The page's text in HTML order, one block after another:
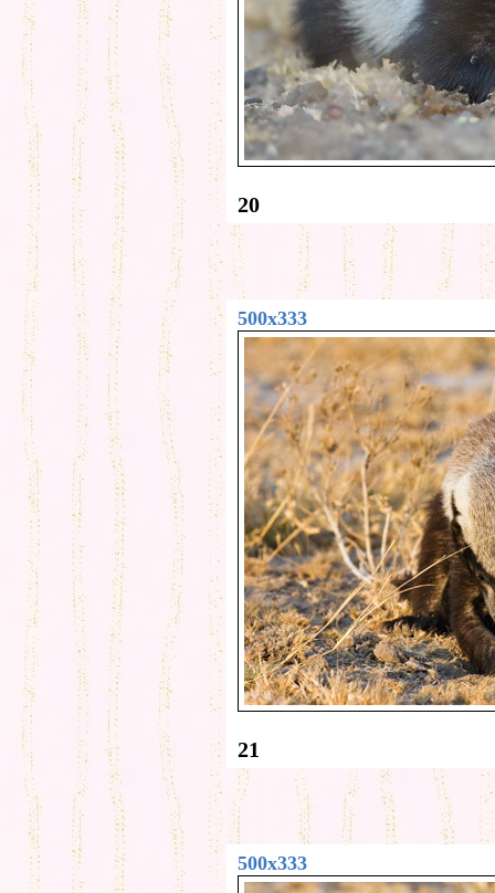
20
500x333
21
500x333